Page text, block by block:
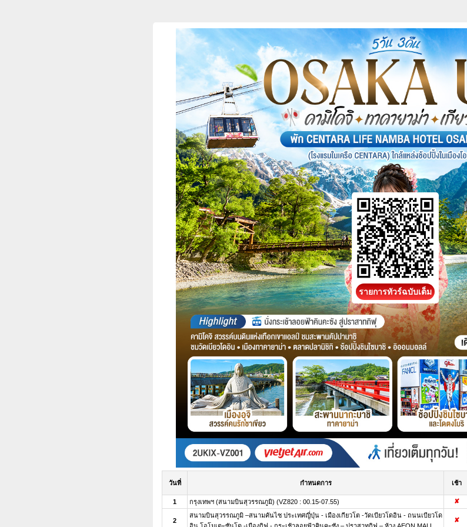
รายการทัวร์ฉบับเต็ม
วันที่ กำหนดการ เช้า
1 กรุงเทพฯ (สนามบินสุวรรณภูมิ) (VZ820 : 00.15-07.55) ✘
2
สนามบินสุวรรณภูมิ –สนามคันไซ ประเทศญี่ปุ่น - เมืองเกียวโต -วัดเบียวโดอิน - ถนนเบียวโด
✘